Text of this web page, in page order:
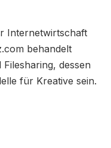
Internetwirtschaft
behandelt
dessen
für Kreative sein.